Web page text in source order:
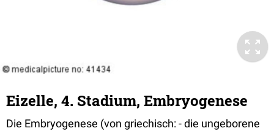
Eizelle, 4. Stadium, Embryogenese
Die Embryogenese (von griechisch: - die ungeborene